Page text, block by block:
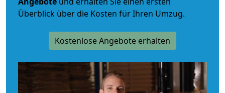
Überblick über die Kosten für Ihren Umzug.
Kostenlose Angebote erhalten